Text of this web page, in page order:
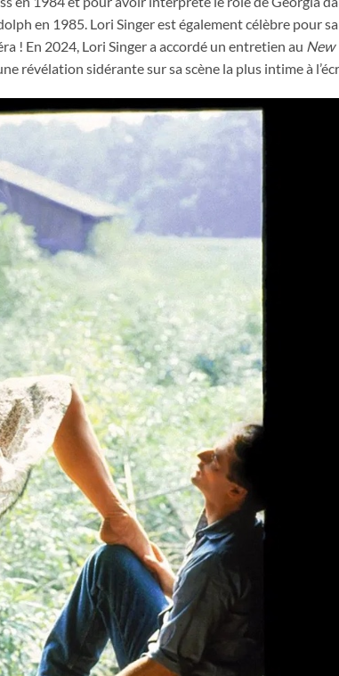
en 1985. Lori Singer est également célèbre pour
! En 2024, Lori Singer a accordé un entretien au New
révélation sidérante sur sa scène la plus intime à